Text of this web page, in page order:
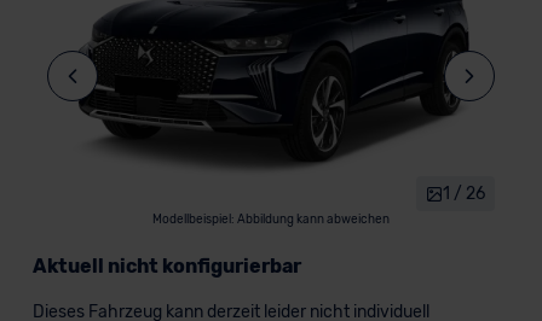
Modellbeispiel: Abbildung kann abweichen
1 / 26
Aktuell nicht konfigurierbar
Dieses Fahrzeug kann derzeit leider nicht individuell